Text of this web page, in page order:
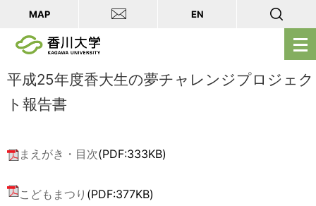
メ
ニ
ュ
MAP EN
平成25年度香大生の夢チャレンジプロジェク
ト報告書
まえがき・目次(PDF:333KB)
こどもまつり (PDF:377KB)